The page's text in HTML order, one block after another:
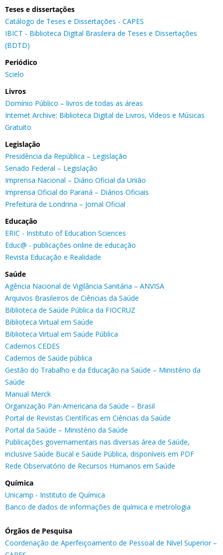
Teses e dissertações
Catálogo de Teses e Dissertações - CAPES
IBICT - Biblioteca Digital Brasileira de Teses e Dissertações
(BDTD)
Periódico
Scielo
Livros
Domínio Público – livros de todas as áreas
Internet Archive: Biblioteca Digital de Livros, Vídeos e Músicas
Gratuito
Legislação
Presidência da República – Legislação
Senado Federal – Legislação
Imprensa Nacional – Diário Oficial da União
Imprensa Oficial do Paraná – Diários Oficiais
Prefeitura de Londrina – Jornal Oficial
Educação
ERIC - Instituto of Education Sciences
Educ@ - publicações online de educação
Revista Educação e Realidade
Saúde
Agência Nacional de Vigilância Sanitária – ANVISA
Arquivos Brasileiros de Ciências da Saúde
Biblioteca de Saúde Pública da FIOCRUZ
Biblioteca Virtual em Saúde
Biblioteca Virtual em Saúde Pública
Cadernos CEDES
Cadernos de Saúde pública
Gestão do Trabalho e da Educação na Saúde – Ministério da
Saúde
Manual Merck
Organização Pan-Americana da Saúde – Brasil
Portal de Revistas Científicas em Ciências da Saúde
Portal da Saúde – Ministério da Saúde
Publicações governamentais nas diversas área de Saúde,
inclusive Saúde Bucal e Saúde Pública, disponíveis em PDF
Rede Observatório de Recursos Humanos em Saúde
Química
Unicamp - Instituto de Química
Banco de dados de informações de química e metrologia
Órgãos de Pesquisa
Coordenação de Aperfeiçoamento de Pessoal de Nível Superior –